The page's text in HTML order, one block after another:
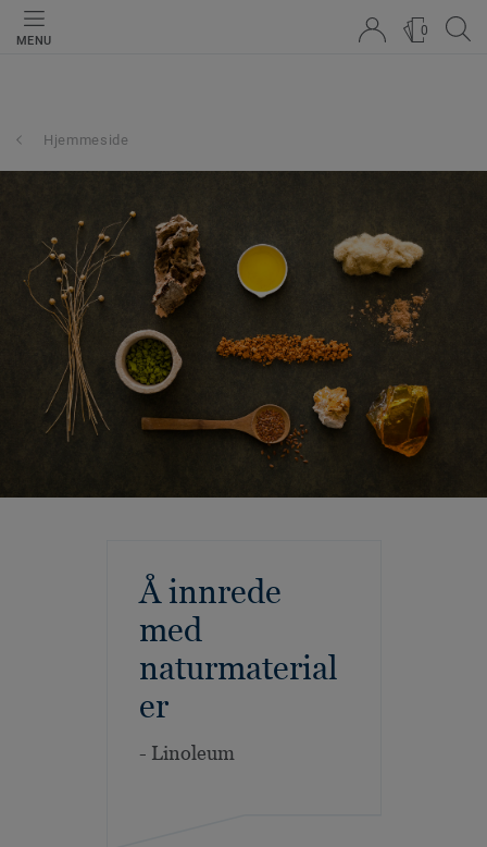
MENU
0
Hjemmeside
Å innrede
med
naturmaterial
er
- Linoleum